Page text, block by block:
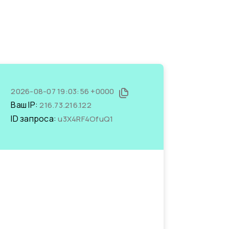
2026-08-07 19:03:56 +0000
Ваш IP:216.73.216.122
ID запроса:u3X4RF4OfuQ1